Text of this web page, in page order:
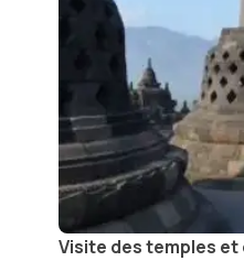
Visite des temples